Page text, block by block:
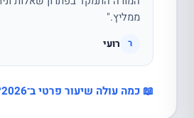
ממליץ."
ר רועי
📖 כמה עולה שיעור פרטי ב־2026?